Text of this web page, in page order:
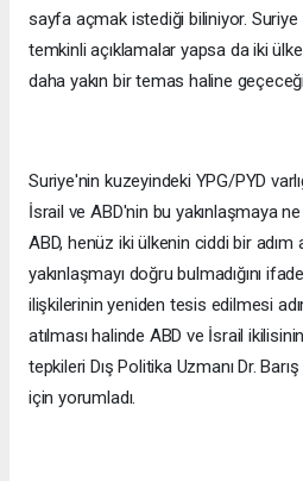
sayfa açmak istediği biliniyor. Suriye
temkinli açıklamalar yapsa da iki
daha yakın bir temas haline
Suriye'nin kuzeyindeki YPG/PYD
İsrail ve ABD'nin bu yakınlaşmaya
ABD, henüz iki ülkenin ciddi bir
yakınlaşmayı doğru bulmadığını
ilişkilerinin yeniden tesis edilmesi
atılması halinde ABD ve İsrail
tepkileri Dış Politika Uzmanı Dr.
için yorumladı.